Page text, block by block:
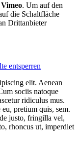
Vimeo. Um auf den
die Schaltfläche
Drittanbieter
entsperren
elit. Aenean
sociis natoque
ridiculus mus.
pretium quis, sem.
justo, fringilla vel,
rhoncus ut, imperdiet